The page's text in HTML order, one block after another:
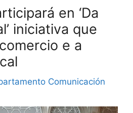
en ‘Da
iniciativa que
e a
Comunicación